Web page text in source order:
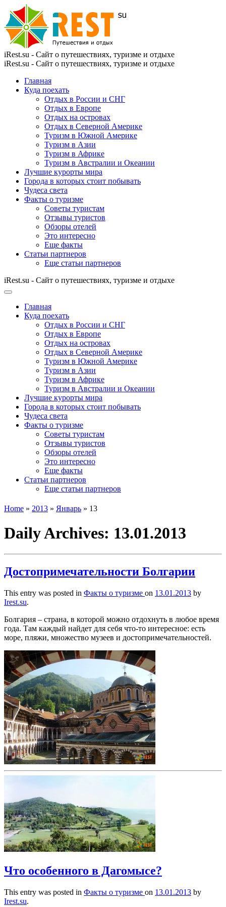
iRest.su - Сайт о путешествиях, туризме и отдыхе
iRest.su - Сайт о путешествиях, туризме и отдыхе
Главная
Куда поехать
Отдых в России и СНГ
Отдых в Европе
Отдых на островах
Отдых в Северной Америке
Туризм в Южной Америке
Туризм в Азии
Туризм в Африке
Туризм в Австралии и Океании
Лучшие курорты мира
Города в которых стоит побывать
Чудеса света
Факты о туризме
Советы туристам
Отзывы туристов
Обзоры отелей
Это интересно
Еще факты
Статьи партнеров
Еще статьи партнеров
iRest.su - Сайт о путешествиях, туризме и отдыхе
Главная
Куда поехать
Отдых в России и СНГ
Отдых в Европе
Отдых на островах
Отдых в Северной Америке
Туризм в Южной Америке
Туризм в Азии
Туризм в Африке
Туризм в Австралии и Океании
Лучшие курорты мира
Города в которых стоит побывать
Чудеса света
Факты о туризме
Советы туристам
Отзывы туристов
Обзоры отелей
Это интересно
Еще факты
Статьи партнеров
Еще статьи партнеров
Home » 2013 » Январь » 13
Daily Archives: 13.01.2013
Достопримечательности Болгарии
This entry was posted in Факты о туризме on 13.01.2013 by
Irest.su.
Болгария – страна, в которой можно отдохнуть в любое время
года. Там каждый найдет для себя что-то интересное: есть
море, пляжи, множество музеев и достопримечательностей.
Что особенного в Дагомысе?
This entry was posted in Факты о туризме on 13.01.2013 by
Irest.su.